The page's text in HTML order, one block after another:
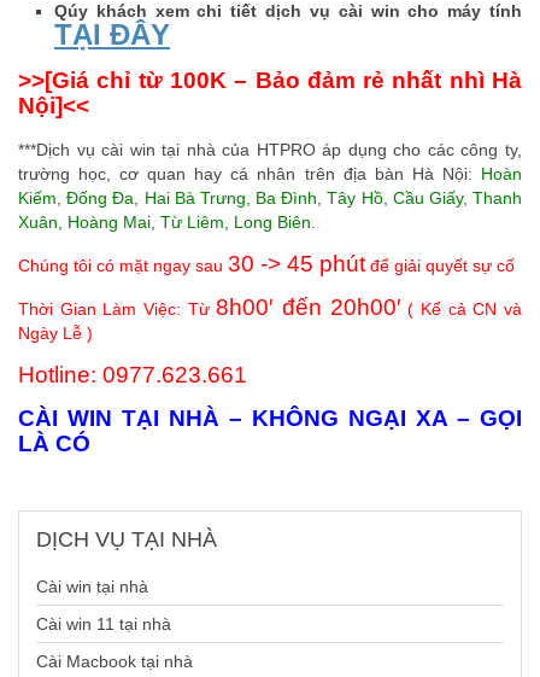
Qúy khách xem chi tiết dịch vụ cài win cho máy tính
TẠI ĐÂY
>>[Giá chỉ từ 100K – Bảo đảm rẻ nhất nhì Hà
Nội]<<
***Dịch vụ cài win tại nhà của HTPRO áp dụng cho các công ty,
trường học, cơ quan hay cá nhân trên địa bàn Hà Nội: Hoàn
Kiếm, Đống Đa, Hai Bà Trưng, Ba Đình, Tây Hồ, Cầu Giấy, Thanh
Xuân, Hoàng Mai, Từ Liêm, Long Biên.
Chúng tôi có mặt ngay sau 30 -> 45 phútđể giải quyết sự cố
Thời Gian Làm Việc: Từ8h00′ đến 20h00′ ( Kể cả CN và
Ngày Lễ )
Hotline: 0977.623.661
CÀI WIN TẠI NHÀ – KHÔNG NGẠI XA – GỌI
LÀ CÓ
DỊCH VỤ TẠI NHÀ
Cài win tại nhà
Cài win 11 tại nhà
Cài Macbook tại nhà